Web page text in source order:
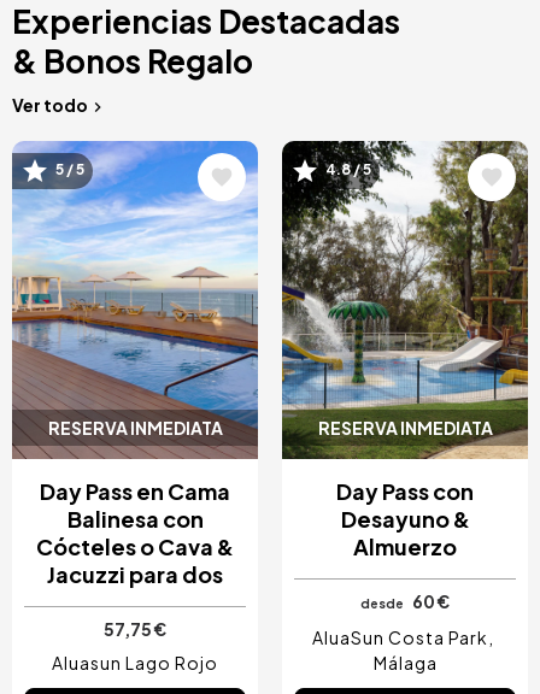
Experiencias Destacadas
& Bonos Regalo
Ver todo
RESERVA INMEDIATA
Image
5 / 5
Day Pass en Cama
Balinesa con
Cócteles o Cava &
Jacuzzi para dos
57,75 €
Aluasun Lago Rojo
RESERVA INMEDIATA
Image
4.8 / 5
Day Pass con
Desayuno &
Almuerzo
desde
60 €
AluaSun Costa Park
Málaga